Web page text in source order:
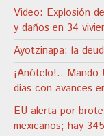
Video: Explosión
y daños en 34
Ayotzinapa: la
¡Anótelo!.. Mando
días con avances
EU alerta por
mexicanos; hay